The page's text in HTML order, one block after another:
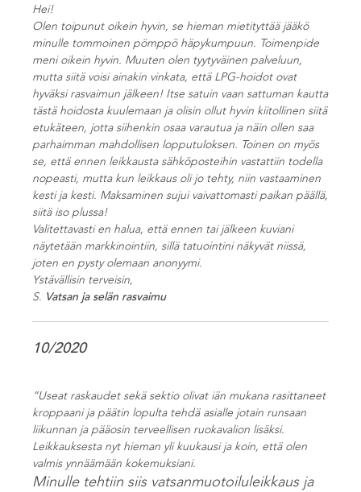
Hei!
Olen toipunut oikein hyvin, se hieman mietityttää jääkö
minulle tommoinen pömppö häpykumpuun. Toimenpide
meni oikein hyvin. Muuten olen tyytyväinen palveluun,
mutta siitä voisi ainakin vinkata, että LPG-hoidot ovat
hyväksi rasvaimun jälkeen! Itse satuin vaan sattuman kautta
tästä hoidosta kuulemaan ja olisin ollut hyvin kiitollinen siitä
etukäteen, jotta siihenkin osaa varautua ja näin ollen saa
parhaimman mahdollisen lopputuloksen. Toinen on myös
se, että ennen leikkausta sähköposteihin vastattiin todella
nopeasti, mutta kun leikkaus oli jo tehty, niin vastaaminen
kesti ja kesti. Maksaminen sujui vaivattomasti paikan päällä,
siitä iso plussa!
Valitettavasti en halua, että ennen tai jälkeen kuviani
näytetään markkinointiin, sillä tatuointini näkyvät niissä,
joten en pysty olemaan anonyymi.
Ystävällisin terveisin,
S. Vatsan ja selän rasvaimu
10/2020
”Useat raskaudet sekä sektio olivat iän mukana rasittaneet
kroppaani ja päätin lopulta tehdä asialle jotain runsaan
liikunnan ja pääosin terveellisen ruokavalion lisäksi.
Leikkauksesta nyt hieman yli kuukausi ja koin, että olen
valmis ynnäämään kokemuksiani.
Minulle tehtiin siis vatsanmuotoiluleikkaus ja